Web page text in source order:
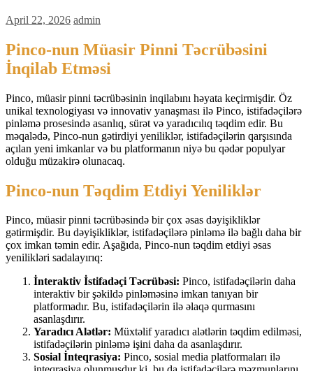
April 22, 2026 admin
Pinco-nun Müasir Pinni Təcrübəsini
İnqilab Etməsi
Pinco, müasir pinni təcrübəsinin inqilabını həyata keçirmişdir. Öz
unikal texnologiyası və innovativ yanaşması ilə Pinco, istifadəçilərə
pinləmə prosesində asanlıq, sürət və yaradıcılıq təqdim edir. Bu
məqalədə, Pinco-nun gətirdiyi yeniliklər, istifadəçilərin qarşısında
açılan yeni imkanlar və bu platformanın niyə bu qədər populyar
olduğu müzakirə olunacaq.
Pinco-nun Təqdim Etdiyi Yeniliklər
Pinco, müasir pinni təcrübəsində bir çox əsas dəyişikliklər
gətirmişdir. Bu dəyişikliklər, istifadəçilərə pinləmə ilə bağlı daha bir
çox imkan təmin edir. Aşağıda, Pinco-nun təqdim etdiyi əsas
yenilikləri sadalayırıq:
İnteraktiv İstifadəçi Təcrübəsi: Pinco, istifadəçilərin daha
interaktiv bir şəkildə pinləməsinə imkan tanıyan bir
platformadır. Bu, istifadəçilərin ilə əlaqə qurmasını
asanlaşdırır.
Yaradıcı Alətlər: Müxtəlif yaradıcı alətlərin təqdim edilməsi,
istifadəçilərin pinləmə işini daha da asanlaşdırır.
Sosial İnteqrasiya: Pinco, sosial media platformaları ilə